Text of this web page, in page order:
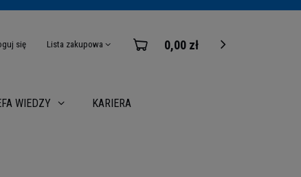
się Lista zakupowa 0,00 zł
WIEDZY KARIERA